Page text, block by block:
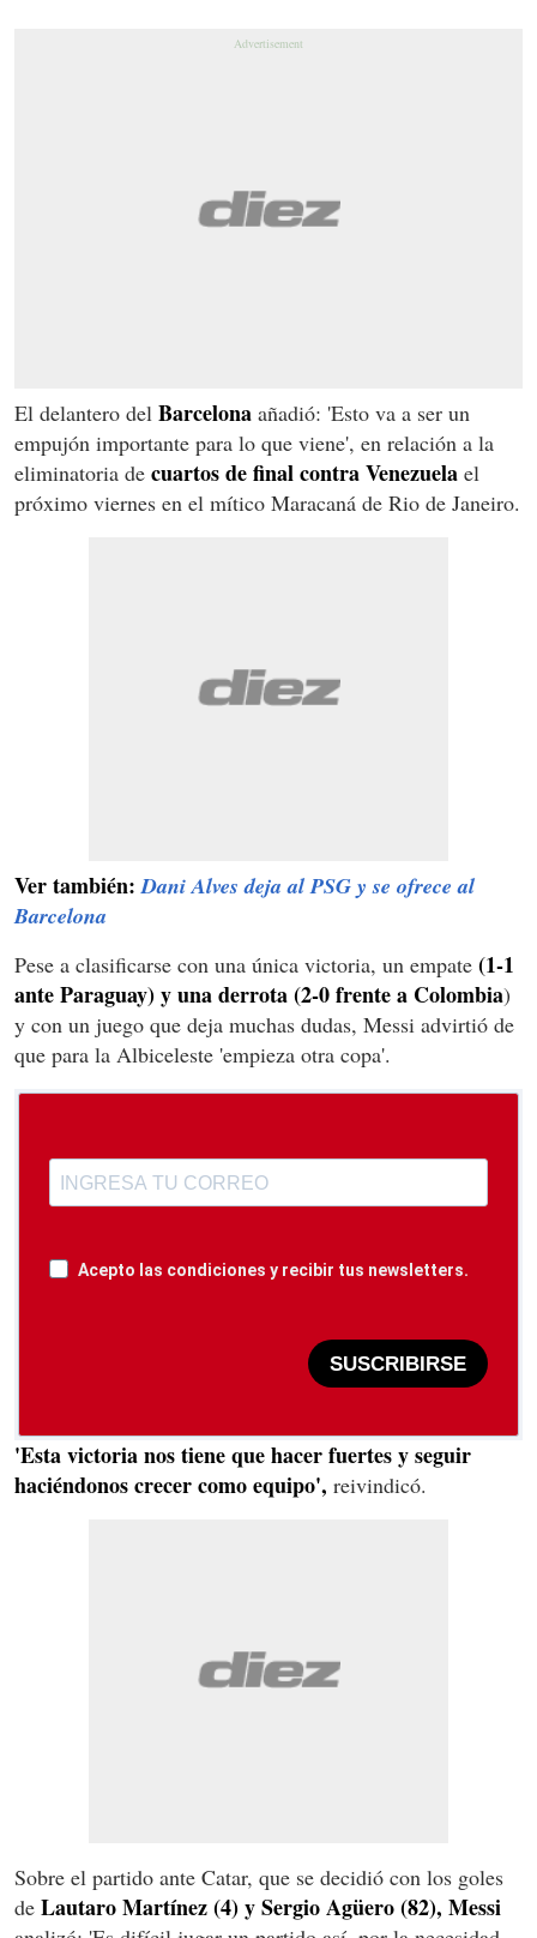
El delantero del Barcelona añadió: 'Esto va a ser un
empujón importante para lo que viene', en relación a la
eliminatoria de cuartos de final contra Venezuela el
próximo viernes en el mítico Maracaná de Rio de Janeiro.
Ver también:Dani Alves deja al PSG y se ofrece al
Barcelona
Pese a clasificarse con una única victoria, un empate (1-1
ante Paraguay) y una derrota (2-0 frente a Colombia)
y con un juego que deja muchas dudas, Messi advirtió de
que para la Albiceleste 'empieza otra copa'.
Acepto las condiciones y recibir tus newsletters.
SUSCRIBIRSE
'Esta victoria nos tiene que hacer fuertes y seguir
haciéndonos crecer como equipo', reivindicó.
Sobre el partido ante Catar, que se decidió con los goles
de Lautaro Martínez (4) y Sergio Agüero (82), Messi